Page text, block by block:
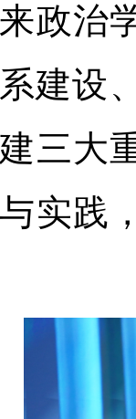
政治
建设
三大
实践